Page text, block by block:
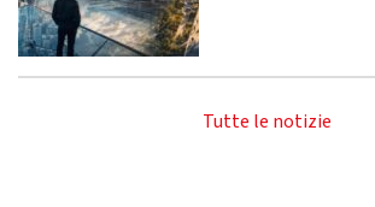
Tutte le notizie